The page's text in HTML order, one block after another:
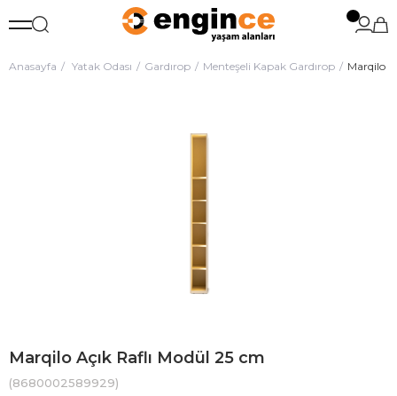
Anasayfa Yatak Odası Gardırop Menteşeli Kapak Gardırop Marqilo
Marqilo Açık Raflı Modül 25 cm
(8680002589929)